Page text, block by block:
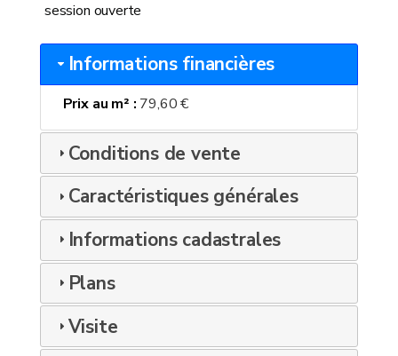
session ouverte
Informations financières
Prix au m² 79,60 €
Conditions de vente
Caractéristiques générales
Informations cadastrales
Plans
Visite